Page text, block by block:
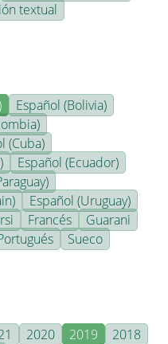
textual
Español (Bolivia)
(Cuba)
Español (Ecuador)
Español (Uruguay)
Francés
Guarani
Sueco
2020 2019
2018